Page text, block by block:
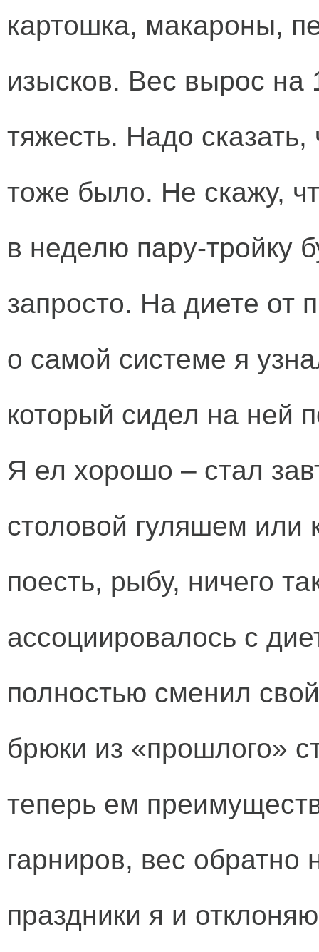
картошка, макароны,
изысков. Вес вырос на
тяжесть. Надо
тоже было. Не скажу,
в неделю пару-тройку
запросто. На диете от
о самой системе я
который сидел на ней
Я ел хорошо – стал
столовой гуляшем или
поесть, рыбу, ничего
ассоциировалось с
полностью сменил
брюки из «прошлого»
теперь ем
гарниров, вес обратно
праздники я и